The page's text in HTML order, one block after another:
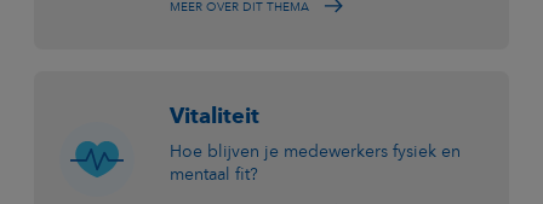
MEER OVER DIT THEMA
Vitaliteit
Hoe blijven je medewerkers fysiek en
mentaal fit?